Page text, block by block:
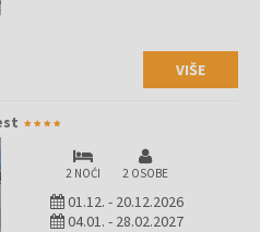
VIŠE
2 NOĆI 2 OSOBE
01.12. - 20.12.2026
04.01. - 28.02.2027